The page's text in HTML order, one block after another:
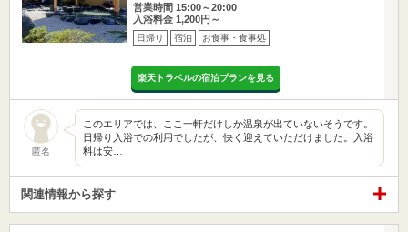
営業時間 15:00～20:00
入浴料金 1,200円～
日帰り 宿泊 お食事・食事処
楽天トラベルの宿泊プランを見る
匿名
このエリアでは、ここ一軒だけしか温泉が出ていないそうです。
日帰り入浴での利用でしたが、快く迎えていただけました。入浴
料は安…
関連情報から探す